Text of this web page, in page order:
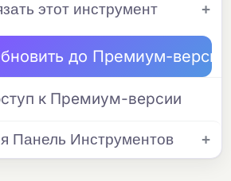
этот инструмент
до Премиум-версии
к Премиум-версии
Панель Инструментов